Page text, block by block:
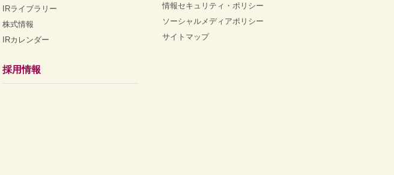
IRライブラリー
株式情報
IRカレンダー
採用情報
情報セキュリティ・ポリシー
ソーシャルメディアポリシー
サイトマップ